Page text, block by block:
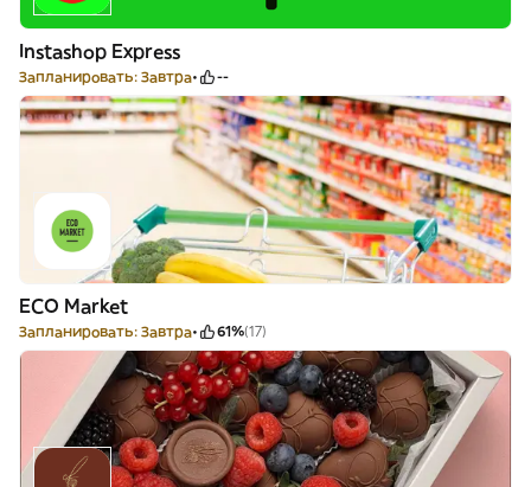
Instashop Express
Запланировать: Завтра --
ECO Market
Запланировать: Завтра 61%(17)